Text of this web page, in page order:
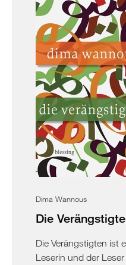
Dima Wannous
Die
Die Verängstigten ist
Leserin und der